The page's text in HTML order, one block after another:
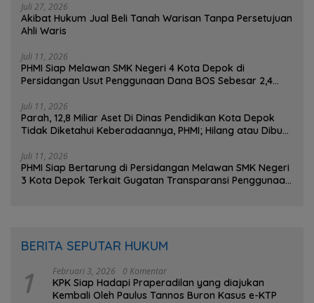
Juli 27, 2026
Akibat Hukum Jual Beli Tanah Warisan Tanpa Persetujuan
Ahli Waris
Juli 11, 2026
PHMI Siap Melawan SMK Negeri 4 Kota Depok di
Persidangan Usut Penggunaan Dana BOS Sebesar 2,4
Juli 11, 2026
Parah, 12,8 Miliar Aset Di Dinas Pendidikan Kota Depok
Tidak Diketahui Keberadaannya, PHMI; Hilang atau Dibuat
Juli 11, 2026
PHMI Siap Bertarung di Persidangan Melawan SMK Negeri
3 Kota Depok Terkait Gugatan Transparansi Penggunaan
BERITA SEPUTAR HUKUM
1 Februari 3, 2026 0 Komentar
KPK Siap Hadapi Praperadilan yang diajukan
Kembali Oleh Paulus Tannos Buron Kasus e-KTP